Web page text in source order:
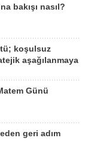
bakışı nasıl?
koşulsuz
aşağılanmaya
Günü
geri adım